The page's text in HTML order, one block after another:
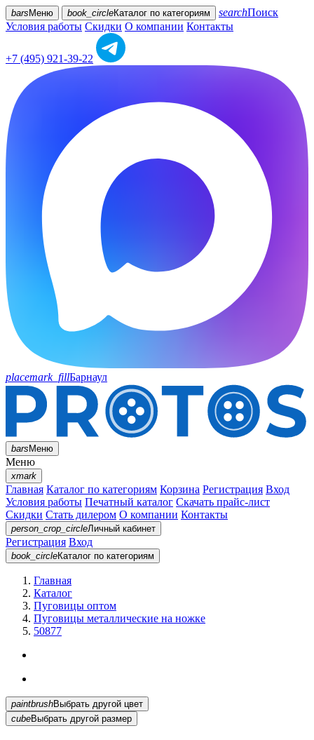
bars Меню book_circleКаталог по категориям searchПоиск
Условия работы Скидки О компании Контакты
+7 (495) 921-39-22
placemark_fillБарнаул
barsМеню
Меню
xmark
Главная Каталог по категориям Корзина Регистрация Вход
Условия работы Печатный каталог Скачать прайс-лист
Скидки Стать дилером О компании Контакты
person_crop_circleЛичный кабинет
Регистрация Вход
book_circleКаталог по категориям
Главная
Каталог
Пуговицы оптом
Пуговицы металлические на ножке
50877
paintbrush
Выбрать другой цвет
cubeВыбрать другой размер